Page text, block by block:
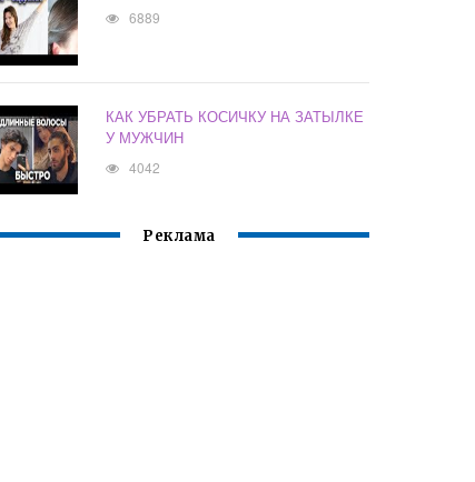
6889
КАК УБРАТЬ КОСИЧКУ НА ЗАТЫЛКЕ
У МУЖЧИН
4042
Реклама